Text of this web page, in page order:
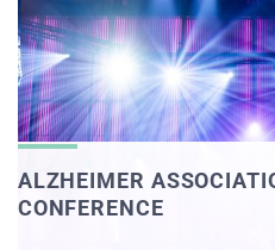
ALZHEIMER
CONFERENCE